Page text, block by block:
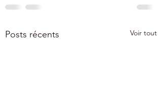
Posts récents Voir tout